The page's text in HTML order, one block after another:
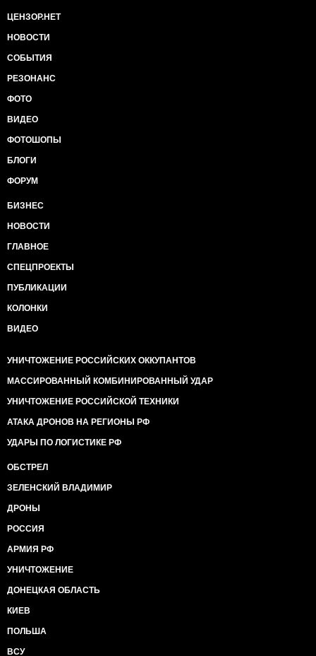
ЦЕНЗОР.НЕТ
НОВОСТИ
СОБЫТИЯ
РЕЗОНАНС
ФОТО
ВИДЕО
ФОТОШОПЫ
БЛОГИ
ФОРУМ
БИЗНЕС
НОВОСТИ
ГЛАВНОЕ
СПЕЦПРОЕКТЫ
ПУБЛИКАЦИИ
КОЛОНКИ
ВИДЕО
УНИЧТОЖЕНИЕ РОССИЙСКИХ ОККУПАНТОВ
МАССИРОВАННЫЙ КОМБИНИРОВАННЫЙ УДАР
УНИЧТОЖЕНИЕ РОССИЙСКОЙ ТЕХНИКИ
АТАКА ДРОНОВ НА РЕГИОНЫ РФ
УДАРЫ ПО ЛОГИСТИКЕ РФ
ОБСТРЕЛ
ЗЕЛЕНСКИЙ ВЛАДИМИР
ДРОНЫ
РОССИЯ
АРМИЯ РФ
УНИЧТОЖЕНИЕ
ДОНЕЦКАЯ ОБЛАСТЬ
КИЕВ
ПОЛЬША
ВСУ